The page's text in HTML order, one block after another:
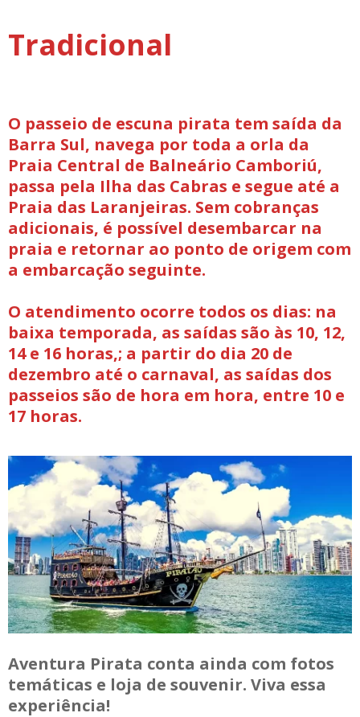
Tradicional
O passeio de escuna pirata tem saída da
Barra Sul, navega por toda a orla da
Praia Central de Balneário Camboriú,
passa pela Ilha das Cabras e segue até a
Praia das Laranjeiras. Sem cobranças
adicionais, é possível desembarcar na
praia e retornar ao ponto de origem com
a embarcação seguinte.
O atendimento ocorre todos os dias: na
baixa temporada, as saídas são às 10, 12,
14 e 16 horas,; a partir do dia 20 de
dezembro até o carnaval, as saídas dos
passeios são de hora em hora, entre 10 e
17 horas.
Aventura Pirata conta ainda com fotos
temáticas e loja de souvenir. Viva essa
experiência!